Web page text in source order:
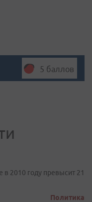
5 баллов
в 2010 году превысит 21
Политика